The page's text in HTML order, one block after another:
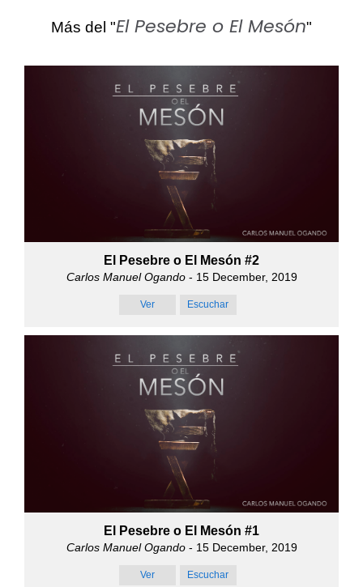
Más del "El Pesebre o El Mesón"
El Pesebre o El Mesón #2
Carlos Manuel Ogando- 15 December, 2019
Ver Escuchar
El Pesebre o El Mesón #1
Carlos Manuel Ogando- 15 December, 2019
Ver Escuchar